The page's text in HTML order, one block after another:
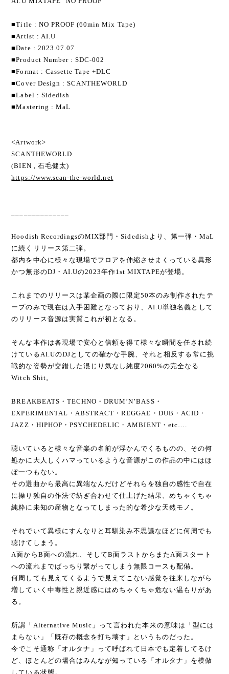
■Title : NO PROOF (60min Mix Tape)
■Artist : AI.U
■Date : 2023.07.07
■Product Number : SDC-002
■Format : Cassette Tape +DLC
■Cover Design : SCANTHEWORLD
■Label : Sidedish
■Mastering : MaL
<Artwork>
SCANTHEWORLD
(BIEN , 石毛健太)
https://www.scan-the-world.net
Hoodish RecordingsのMIX部門・Sidedishより、第一弾・MaL
に続くリリース第二弾。
都内を中心に様々な現場でフロアを伸縮させまくっている異形
かつ無形のDJ・AI.Uの2023年作1st MIXTAPEが登場。
これまでのリリースは某企画の際に限定50本のみ制作されたテ
ープのみで現在は入手困難となっており、AI.U単独名義として
のリリース音源は実質これが初となる。
そんな本作は各現場で安心と信頼を得て様々な瞬間を任され続
けているAI.UのDJとしての確かな手腕、それと相反する常に挑
戦的な姿勢が交錯した混じり気なし純度2060%の完全なる
Witch Shit。
BREAKBEATS・TECHNO・DRUM’N’BASS・
EXPERIMENTAL・ABSTRACT・REGGAE・DUB・ACID・
JAZZ・HIPHOP・PSYCHEDELIC・AMBIENT・etc….
聴いていると様々な音楽の名前が浮かんでくるものの、その何
処かに大人しくハマっているような音源がこの作品の中にはほ
ぼ一つもない。
その選曲から最高に異端なんだけどそれらを独自の感性で自在
に操り独自の作法で紡ぎ合わせて仕上げた結果、めちゃくちゃ
純粋に未知の産物となってしまった的な希少な天然モノ。
それでいて異様にすんなりと耳馴染み不思議なほどに何周でも
聴けてしまう。
A面からB面への流れ、そしてB面ラストからまたA面スタート
への流れまでばっちり繋がってしまう無限コースも配備。
何周しても見えてくるようで見えてこない感覚を往来しながら
増していく中毒性と親近感にはめちゃくちゃ危ない温もりがあ
る。
所謂「Alternative Music」って言われた本来の意味は「型には
まらない」「既存の概念を打ち壊す」というものだった。
今でこそ通称「オルタナ」って呼ばれて日本でも定着してるけ
ど、ほとんどの場合はみんなが知っている「オルタナ」を模倣
している状態。